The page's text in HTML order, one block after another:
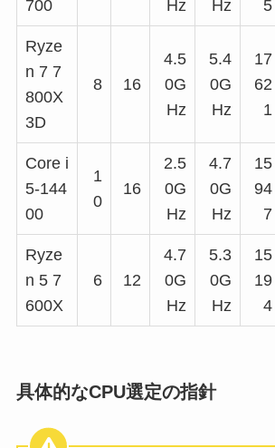
700
Hz
Hz
5
Ryze
n 7 7
800X
3D
8 16
4.5
0G
Hz
5.4
0G
Hz
17
62
1
Core i
5-144
00
1
0
16
2.5
0G
Hz
4.7
0G
Hz
15
94
7
Ryze
n 5 7
600X
6 12
4.7
0G
Hz
5.3
0G
Hz
15
19
4
具体的なCPU選定の指針